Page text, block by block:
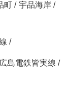
町 / 宇品海岸 /
/
広島電鉄皆実線 /